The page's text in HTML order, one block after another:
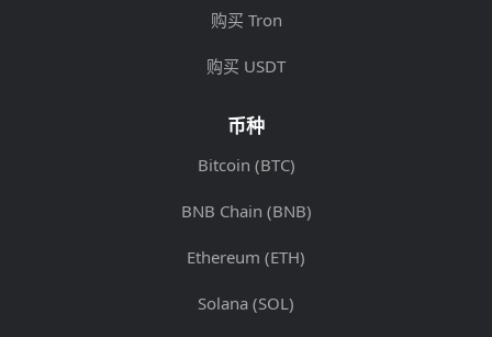
购买 Tron
购买 USDT
币种
Bitcoin (BTC)
BNB Chain (BNB)
Ethereum (ETH)
Solana (SOL)